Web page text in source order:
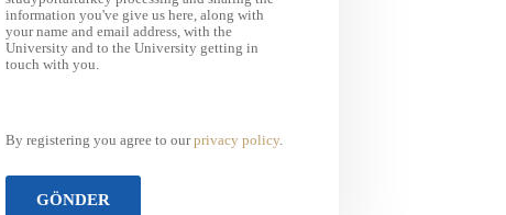
information you've give us here, along with
your name and email address, with the
University and to the University getting in
touch with you.
By registering you agree to ourprivacy policy.